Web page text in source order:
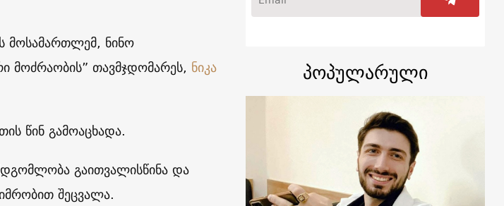
მოსამართლემ, ნინო
მოძრაობის” თავმჯდომარეს, ნიკა
წინ გამოაცხადა.
გაითვალისწინა და
შეცვალა.
პოპულარული